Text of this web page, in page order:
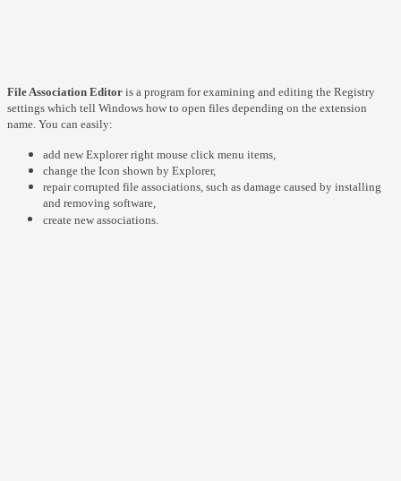
File Association Editor is a program for examining and editing the Registry
settings which tell Windows how to open files depending on the extension
name. You can easily:
add new Explorer right mouse click menu items,
change the Icon shown by Explorer,
repair corrupted file associations, such as damage caused by installing
and removing software,
create new associations.